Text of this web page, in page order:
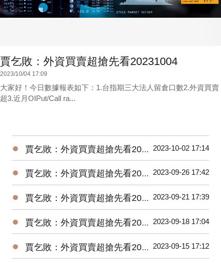
賈乞敗：外資買賣超搶先看20231004
2023/10/04 17:09
大家好！今日數據報表如下：1.台指期三大法人留倉口數2.外資買賣
超3.近月OIPut/Call ra...
● 賈乞敗：外資買賣超搶先看20231002 2023-10-02 17:14
● 賈乞敗：外資買賣超搶先看20230926 2023-09-26 17:42
● 賈乞敗：外資買賣超搶先看20230921 2023-09-21 17:39
● 賈乞敗：外資買賣超搶先看20230918 2023-09-18 17:04
● 賈乞敗：外資買賣超搶先看20230915 2023-09-15 17:12